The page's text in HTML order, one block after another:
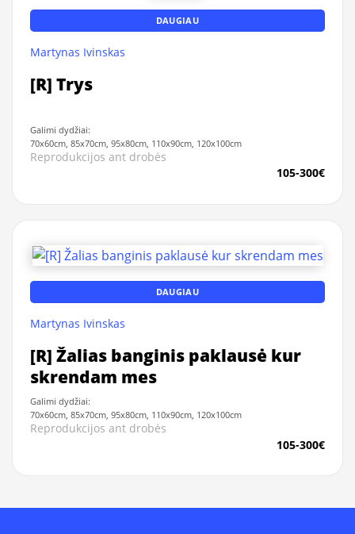
DAUGIAU
Martynas Ivinskas
[R] Trys
Galimi dydžiai:
70x60cm, 85x70cm, 95x80cm, 110x90cm, 120x100cm
Reprodukcijos ant drobės
105-300€
DAUGIAU
Martynas Ivinskas
[R] Žalias banginis paklausė kur
skrendam mes
Galimi dydžiai:
70x60cm, 85x70cm, 95x80cm, 110x90cm, 120x100cm
Reprodukcijos ant drobės
105-300€